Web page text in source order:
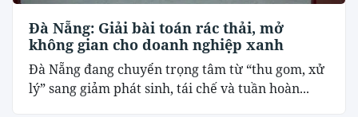
Đà Nẵng: Giải bài toán rác thải, mở
không gian cho doanh nghiệp xanh
Đà Nẵng đang chuyển trọng tâm từ “thu gom, xử
lý” sang giảm phát sinh, tái chế và tuần hoàn...